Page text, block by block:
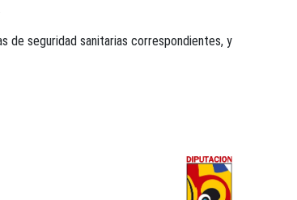
de seguridad sanitarias correspondientes, y